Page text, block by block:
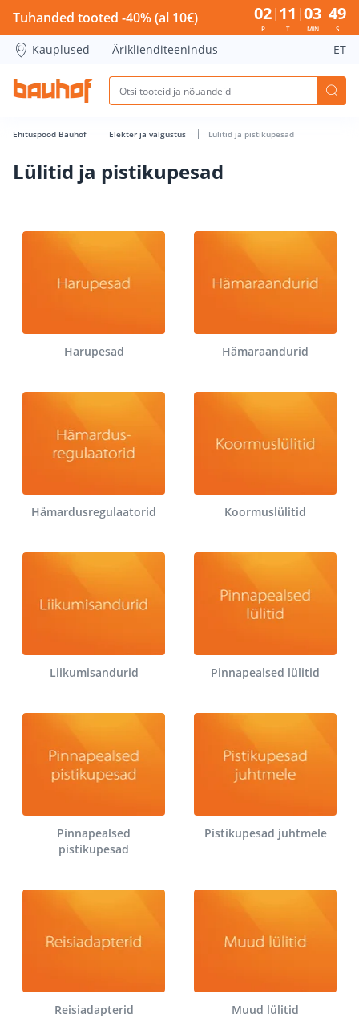
Lülitid ja pistikupesad - Bauhof has loaded
Tuhanded tooted -40% (al 10€) 02
P
11
T
03
MIN
48
S
Kauplused Äriklienditeenindus ET
Ehituspood Bauhof Elekter ja valgustus Lülitid ja pistikupesad
Lülitid ja pistikupesad
Harupesad Hämaraandurid
Hämardusregulaatorid Koormuslülitid
Liikumisandurid Pinnapealsed lülitid
Pinnapealsed
pistikupesad
Pistikupesad juhtmele
Reisiadapterid Muud lülitid